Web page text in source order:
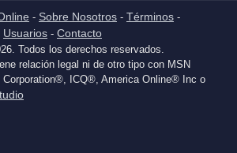
- Sobre Nosotros - Términos -
Usuarios - Contacto
Todos los derechos reservados.
relación legal ni de otro tipo con MSN
ICQ®, America Online® Inc o